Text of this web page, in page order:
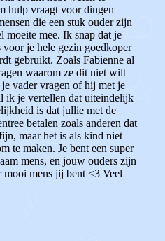
hulp vraagt voor dingen
die een stuk ouder zijn
moeite mee. Ik snap dat je
je hele gezin goedkoper
gebruikt. Zoals Fabienne al
waarom ze dit niet wilt
vader vragen of hij met je
ik je vertellen dat uiteindelijk
is dat jullie met de
betalen zoals anderen dat
maar het is als kind niet
te maken. Je bent een super
mens, en jouw ouders zijn
mooi mens jij bent <3 Veel